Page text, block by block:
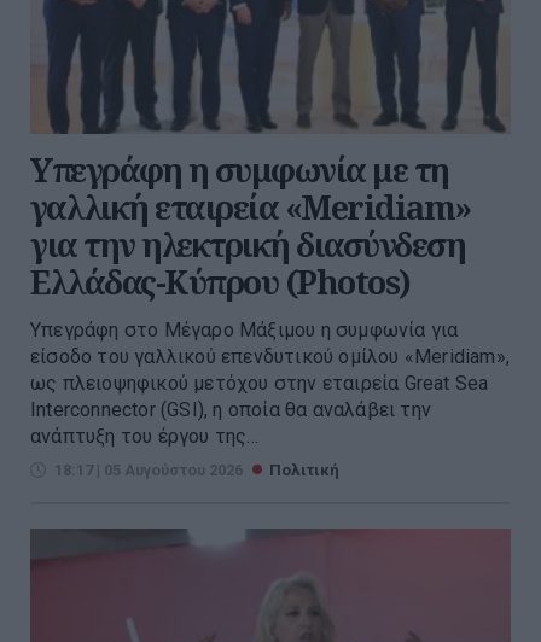
Υπεγράφη η συμφωνία με τη
γαλλική εταιρεία «Meridiam»
για την ηλεκτρική διασύνδεση
Ελλάδας-Κύπρου (Photos)
Υπεγράφη στο Μέγαρο Μάξιμου η συμφωνία για
είσοδο του γαλλικού επενδυτικού ομίλου «Meridiam»,
ως πλειοψηφικού μετόχου στην εταιρεία Great Sea
Interconnector (GSI), η οποία θα αναλάβει την
ανάπτυξη του έργου της...
18:17 | 05 Αυγούστου 2026 Πολιτική